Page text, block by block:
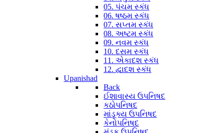
05. પંચમ સ્કંધ
06. ષષ્ઠમ સ્કંધ
07. સપ્તમ સ્કંધ
08. અષ્ટમ સ્કંધ
09. નવમ સ્કંધ
10. દસમ સ્કંધ
11. એકાદશ સ્કંધ
12. દ્વાદશ સ્કંધ
Upanishad
Back
ઈશાવાસ્ય ઉપનિષદ
કઠોપનિષદ
માંડૂક્ય ઉપનિષદ
કેનોપનિષદ